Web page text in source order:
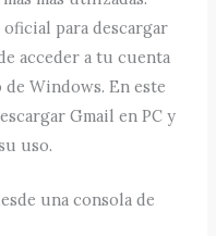
para descargar
acceder a tu cuenta
Windows. En este
Gmail en PC y
uso.
una consola de